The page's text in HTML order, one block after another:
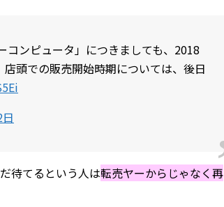
コンピュータ」につきましても、2018
頭での販売開始時期については、後日
待てるという人は転売ヤーからじゃなく再